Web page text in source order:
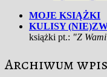
MOJE KSIĄŻKI
KULISY
książki pt.: "Z
Archiwum